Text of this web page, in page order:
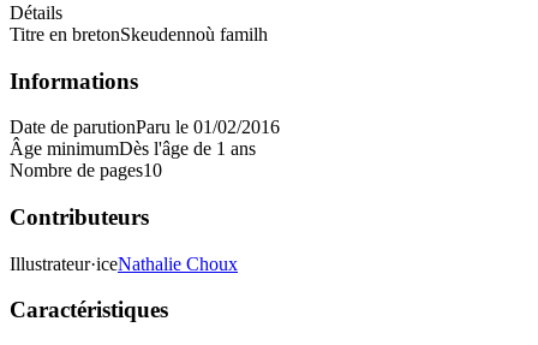
Détails
Titre en bretonSkeudennoù familh
Informations
Date de parutionParu le 01/02/2016
Âge minimumDès l'âge de 1 ans
Nombre de pages10
Contributeurs
Illustrateur·iceNathalie Choux
Caractéristiques